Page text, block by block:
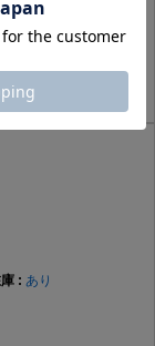
要確認
あり